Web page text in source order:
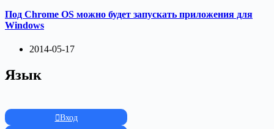
Под Chrome OS можно будет запускать приложения для
Windows
2014-05-17
Язык
Вход